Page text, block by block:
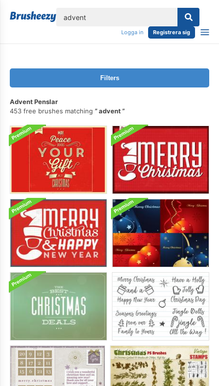
Logga in Registrera sig
Filters
Advent Penslar
453 free brushes matching
advent